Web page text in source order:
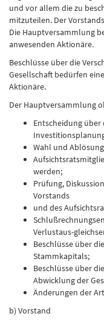
und vor allem die zu
mitzuteilen. Der
Die Hauptversammlung
anwesenden Aktionäre.
Beschlüsse über die
Gesellschaft bedürfen
Aktionäre.
Der Hauptversammlung
Entscheidung
Wahl und
werden;
Prüfung,
Vorstands
und des
Verlustaus-
Beschlüsse über
Stammkapitals;
Beschlüsse über
Abwicklung der
Änderungen der
b) Vorstand